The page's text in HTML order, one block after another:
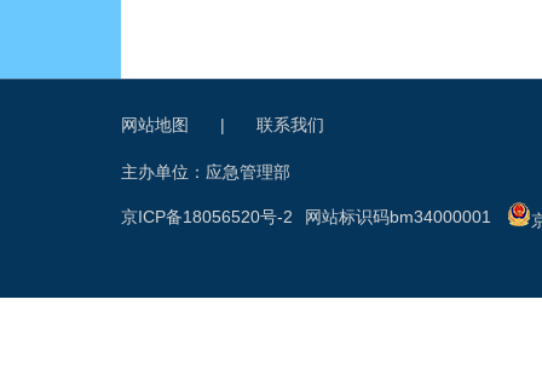
网站地图 | 联系我们
主办单位：应急管理部
网站标识码bm34000001
京ICP备18056520号-2